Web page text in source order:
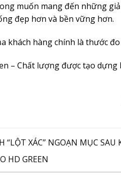
muốn mang đến những
đẹp hơn và bền vững hơn.
khách hàng chính là thước
– Chất lượng được tạo
“LỘT XÁC” NGOẠN MỤC SAU
HD GREEN